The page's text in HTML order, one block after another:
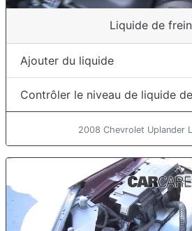
Liquide de frein
Ajouter du liquide
Contrôler le niveau de liquide
2008 Chevrolet Uplander